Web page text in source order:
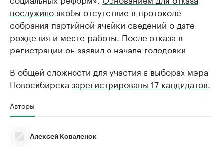
послужило якобы отсутствие в протоколе
собрания партийной ячейки сведений о дате
рождения и месте работы. После отказа в
регистрации он заявил о начале голодовки
В общей сложности для участия в выборах мэра
Новосибирска зарегистрированы 17 кандидатов
Авторы
Алексей Коваленок